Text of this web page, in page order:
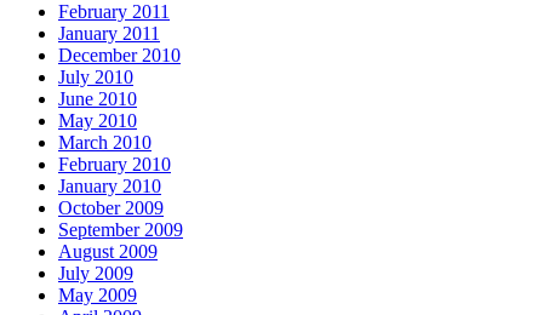
February 2011
January 2011
December 2010
July 2010
June 2010
May 2010
March 2010
February 2010
January 2010
October 2009
September 2009
August 2009
July 2009
May 2009